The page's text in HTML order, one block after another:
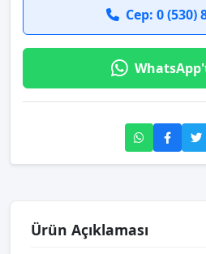
Cep: 0
Ürün Açıklaması